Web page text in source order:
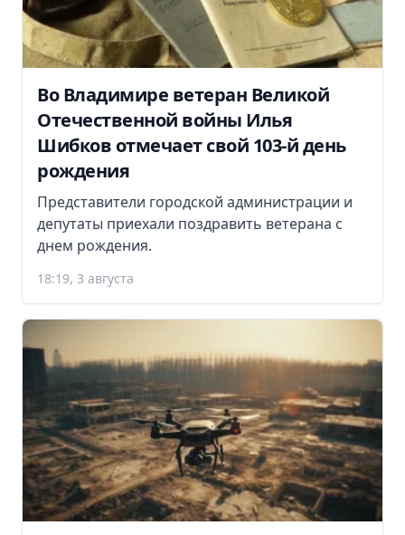
Во Владимире ветеран Великой
Отечественной войны Илья
Шибков отмечает свой 103-й день
рождения
Представители городской администрации и
депутаты приехали поздравить ветерана с
днем рождения.
18:19, 3 августа